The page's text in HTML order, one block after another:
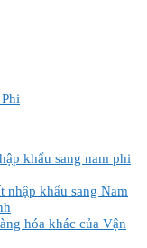
khẩu sang nam phi
nhập khẩu sang Nam
hóa khác của Vận